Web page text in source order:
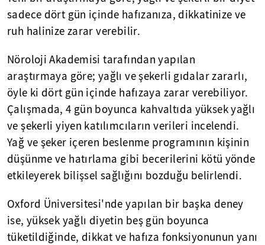
sadece dört gün içinde hafızanıza, dikkatinize ve
ruh halinize zarar verebilir.
Nöroloji Akademisi tarafından yapılan
araştırmaya göre; yağlı ve şekerli gıdalar zararlı,
öyle ki dört gün içinde hafızaya zarar verebiliyor.
Çalışmada, 4 gün boyunca kahvaltıda yüksek yağlı
ve şekerli yiyen katılımcıların verileri incelendi.
Yağ ve şeker içeren beslenme programının kişinin
düşünme ve hatırlama gibi becerilerini kötü yönde
etkileyerek bilişsel sağlığını bozduğu belirlendi.
Oxford Üniversitesi'nde yapılan bir başka deney
ise, yüksek yağlı diyetin beş gün boyunca
tüketildiğinde, dikkat ve hafıza fonksiyonunun yanı